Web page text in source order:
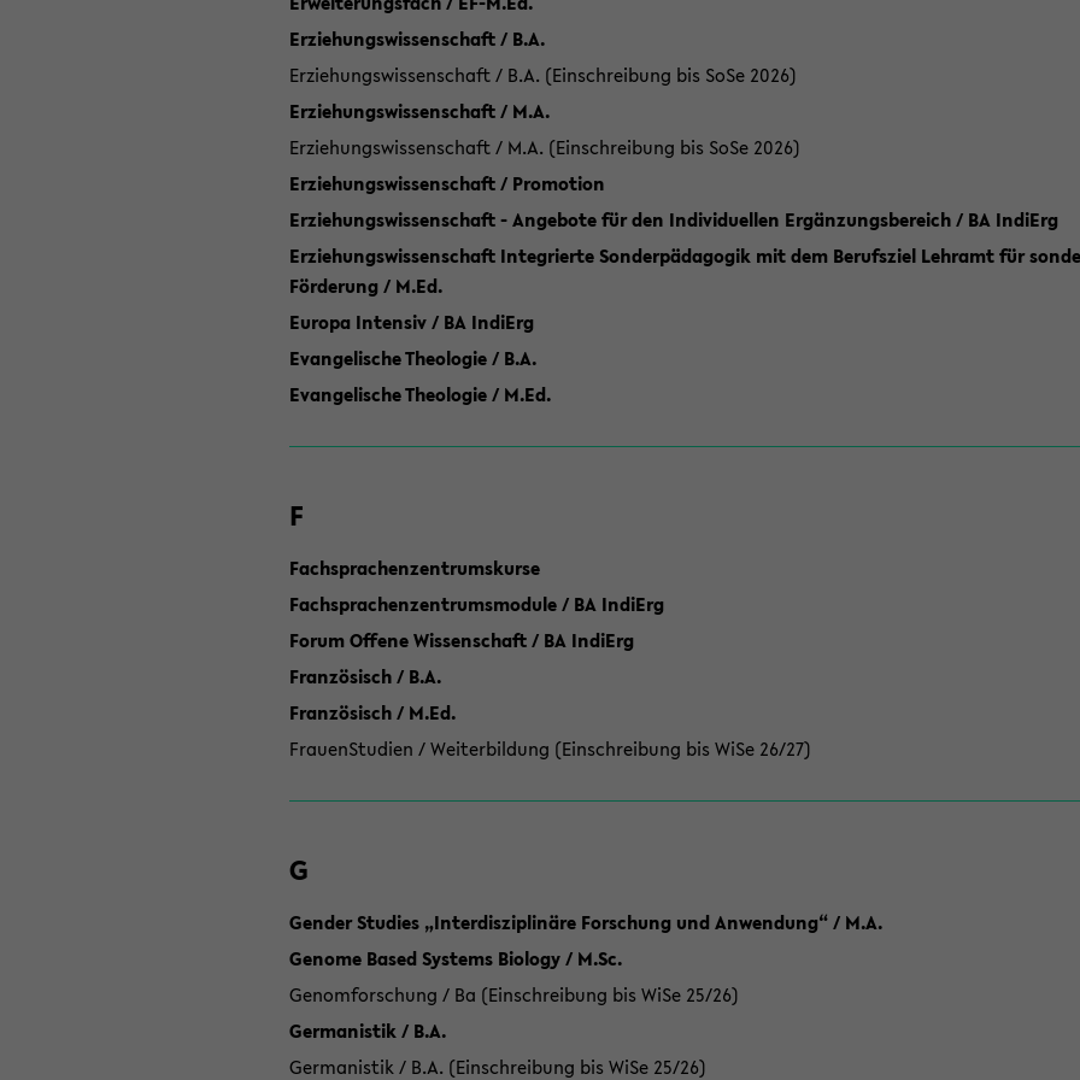
Erziehungswissenschaft / B.A.
Erziehungswissenschaft / B.A. (Einschreibung bis SoSe 2026)
Erziehungswissenschaft / M.A.
Erziehungswissenschaft / M.A. (Einschreibung bis SoSe 2026)
Erziehungswissenschaft / Promotion
Erziehungswissenschaft - Angebote für den Individuellen Ergänzungsbereich / BA IndiErg
Erziehungswissenschaft Integrierte Sonderpädagogik mit dem Berufsziel Lehramt für
Förderung / M.Ed.
Europa Intensiv / BA IndiErg
Evangelische Theologie / B.A.
Evangelische Theologie / M.Ed.
F
Fachsprachenzentrumskurse
Fachsprachenzentrumsmodule / BA IndiErg
Forum Offene Wissenschaft / BA IndiErg
Französisch / B.A.
Französisch / M.Ed.
FrauenStudien / Weiterbildung (Einschreibung bis WiSe 26/27)
G
Gender Studies „Interdisziplinäre Forschung und Anwendung“ / M.A.
Genome Based Systems Biology / M.Sc.
Genomforschung / Ba (Einschreibung bis WiSe 25/26)
Germanistik / B.A.
Germanistik / B.A. (Einschreibung bis WiSe 25/26)